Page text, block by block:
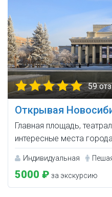
59
Открывая
Главная площадь,
интересные места
Индивидуальная
5000 ₽ за экскурсию